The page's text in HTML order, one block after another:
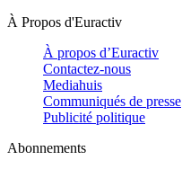
À Propos d'Euractiv
À propos d’Euractiv
Contactez-nous
Mediahuis
Communiqués de presse
Publicité politique
Abonnements